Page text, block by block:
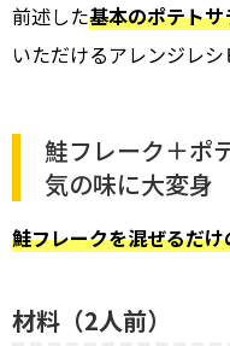
前述した基本のポテト
いただけるアレンジレシ
鮭フレーク＋ポ
気の味に大変身
鮭フレークを混ぜるだ
材料（2人前）